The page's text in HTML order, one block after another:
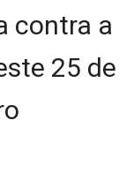
contra a
25 de